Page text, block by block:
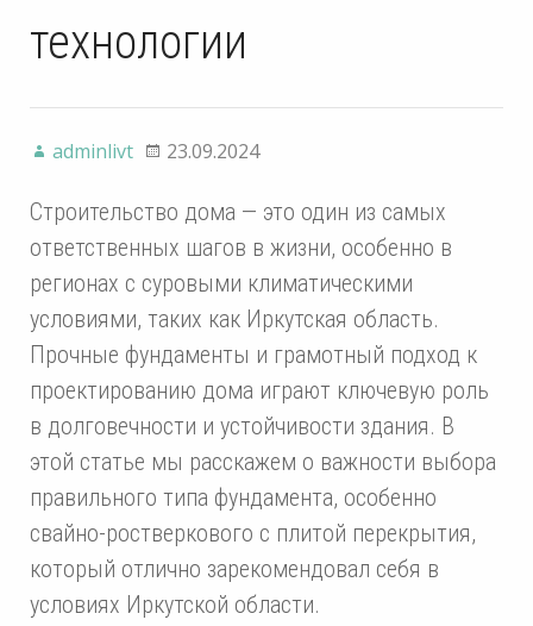
технологии
adminlivt 23.09.2024
Строительство дома — это один из самых
ответственных шагов в жизни, особенно в
регионах с суровыми климатическими
условиями, таких как Иркутская область.
Прочные фундаменты и грамотный подход к
проектированию дома играют ключевую роль
в долговечности и устойчивости здания. В
этой статье мы расскажем о важности выбора
правильного типа фундамента, особенно
свайно-ростверкового с плитой перекрытия,
который отлично зарекомендовал себя в
условиях Иркутской области.